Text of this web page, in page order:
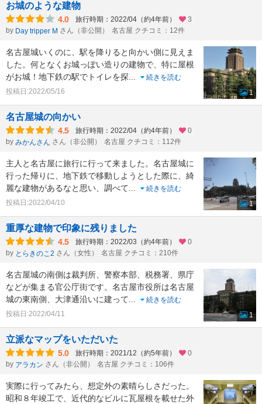
お城のような建物
4.0 旅行時期：2022/04（約4年前）
3
by Day tripper M さん（非公開） 名古屋 クチコミ：12件
名古屋城いくのに、駅を降りると向かい側に見えま
した。何となくお城っぽい造りの建物で、特に屋根
がお城！地下鉄の駅でトイレを探
続きを読む
投稿日:2022/05/16
1
名古屋城の向かい
4.5 旅行時期：2022/04（約4年前）
0
by みかんさん さん（非公開） 名古屋 クチコミ：112件
主人と名古屋に旅行に行って来ました。名古屋城に
行った帰りに、地下鉄で移動しようとした際に、綺
麗な建物があるなと思い、調べて
続きを読む
投稿日:2022/04/10
1
重厚な建物で印象に残りました
4.5 旅行時期：2022/03（約4年前）
0
by とらきのこ2 さん（女性） 名古屋 クチコミ：210件
名古屋城の南側は裁判所、警察本部、税務署、県庁
などが集まる官公庁街です。名古屋市役所は名古屋
城の東南側、大津通沿いに建って
続きを読む
投稿日:2022/04/11
1
立派なマップをいただいた
5.0 旅行時期：2021/12（約5年前）
0
by アラカン さん（非公開） 名古屋 クチコミ：106件
実際に行ってみたら、想定外の素晴らしさだった。
昭和８年竣工で、近代的なビルに瓦屋根を載せた外